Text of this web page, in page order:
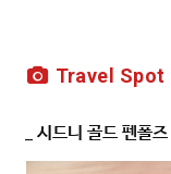
Travel Spot
_ 시드니 골드 펜폴